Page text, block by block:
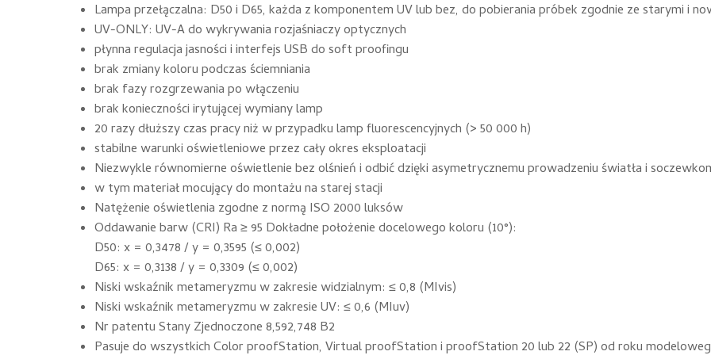
Lampa przełączalna: D50 i D65, każda z komponentem UV lub bez, do pobierania próbek zgodnie ze starymi i
UV-ONLY: UV-A do wykrywania rozjaśniaczy optycznych
płynna regulacja jasności i interfejs USB do soft proofingu
brak zmiany koloru podczas ściemniania
brak fazy rozgrzewania po włączeniu
brak konieczności irytującej wymiany lamp
20 razy dłuższy czas pracy niż w przypadku lamp fluorescencyjnych (> 50 000 h)
stabilne warunki oświetleniowe przez cały okres eksploatacji
Niezwykle równomierne oświetlenie bez olśnień i odbić dzięki asymetrycznemu prowadzeniu światła i
w tym materiał mocujący do montażu na starej stacji
Natężenie oświetlenia zgodne z normą ISO 2000 luksów
Oddawanie barw (CRI) Ra ≥ 95 Dokładne położenie docelowego koloru (10°):
D50: x = 0,3478 / y = 0,3595 (≤ 0,002)
D65: x = 0,3138 / y = 0,3309 (≤ 0,002)
Niski wskaźnik metameryzmu w zakresie widzialnym: ≤ 0,8 (MIvis)
Niski wskaźnik metameryzmu w zakresie UV: ≤ 0,6 (MIuv)
Nr patentu Stany Zjednoczone 8,592,748 B2
Pasuje do wszystkich Color proofStation, Virtual proofStation i proofStation 20 lub 22 (SP) od roku